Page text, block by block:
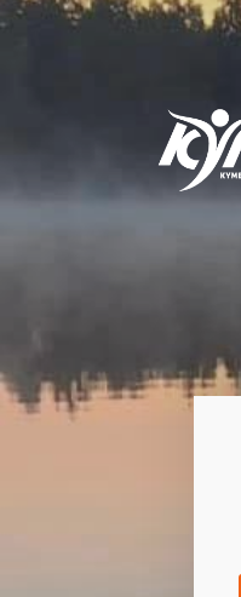
Kymlin